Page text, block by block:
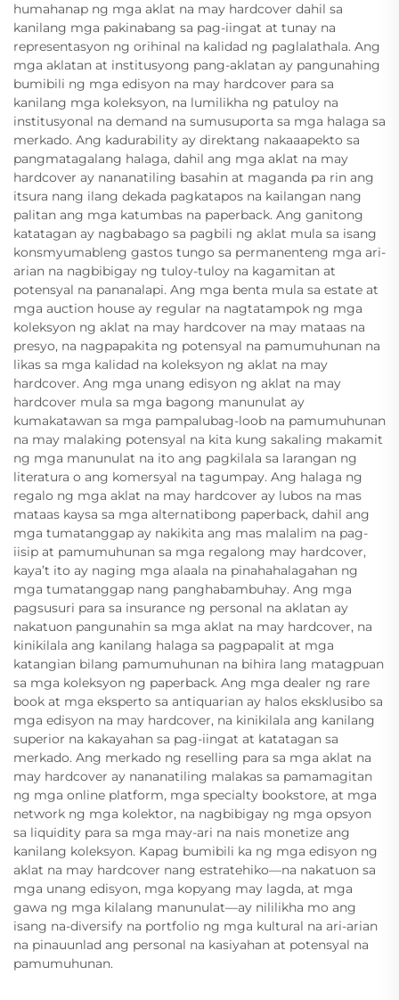
humahanap ng mga aklat na may hardcover dahil sa
kanilang mga pakinabang sa pag-iingat at tunay na
representasyon ng orihinal na kalidad ng paglalathala. Ang
mga aklatan at institusyong pang-aklatan ay pangunahing
bumibili ng mga edisyon na may hardcover para sa
kanilang mga koleksyon, na lumilikha ng patuloy na
institusyonal na demand na sumusuporta sa mga halaga sa
merkado. Ang kadurability ay direktang nakaaapekto sa
pangmatagalang halaga, dahil ang mga aklat na may
hardcover ay nananatiling basahin at maganda pa rin ang
itsura nang ilang dekada pagkatapos na kailangan nang
palitan ang mga katumbas na paperback. Ang ganitong
katatagan ay nagbabago sa pagbili ng aklat mula sa isang
konsmyumableng gastos tungo sa permanenteng mga ari-
arian na nagbibigay ng tuloy-tuloy na kagamitan at
potensyal na pananalapi. Ang mga benta mula sa estate at
mga auction house ay regular na nagtatampok ng mga
koleksyon ng aklat na may hardcover na may mataas na
presyo, na nagpapakita ng potensyal na pamumuhunan na
likas sa mga kalidad na koleksyon ng aklat na may
hardcover. Ang mga unang edisyon ng aklat na may
hardcover mula sa mga bagong manunulat ay
kumakatawan sa mga pampalubag-loob na pamumuhunan
na may malaking potensyal na kita kung sakaling makamit
ng mga manunulat na ito ang pagkilala sa larangan ng
literatura o ang komersyal na tagumpay. Ang halaga ng
regalo ng mga aklat na may hardcover ay lubos na mas
mataas kaysa sa mga alternatibong paperback, dahil ang
mga tumatanggap ay nakikita ang mas malalim na pag-
iisip at pamumuhunan sa mga regalong may hardcover,
kaya’t ito ay naging mga alaala na pinahahalagahan ng
mga tumatanggap nang panghabambuhay. Ang mga
pagsusuri para sa insurance ng personal na aklatan ay
nakatuon pangunahin sa mga aklat na may hardcover, na
kinikilala ang kanilang halaga sa pagpapalit at mga
katangian bilang pamumuhunan na bihira lang matagpuan
sa mga koleksyon ng paperback. Ang mga dealer ng rare
book at mga eksperto sa antiquarian ay halos eksklusibo sa
mga edisyon na may hardcover, na kinikilala ang kanilang
superior na kakayahan sa pag-iingat at katatagan sa
merkado. Ang merkado ng reselling para sa mga aklat na
may hardcover ay nananatiling malakas sa pamamagitan
ng mga online platform, mga specialty bookstore, at mga
network ng mga kolektor, na nagbibigay ng mga opsyon
sa liquidity para sa mga may-ari na nais monetize ang
kanilang koleksyon. Kapag bumibili ka ng mga edisyon ng
aklat na may hardcover nang estratehiko—na nakatuon sa
mga unang edisyon, mga kopyang may lagda, at mga
gawa ng mga kilalang manunulat—ay nililikha mo ang
isang na-diversify na portfolio ng mga kultural na ari-arian
na pinauunlad ang personal na kasiyahan at potensyal na
pamumuhunan.